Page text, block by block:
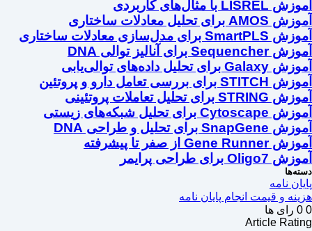
آموزش LISREL با مثال‌های کاربردی
آموزش AMOS برای تحلیل معادلات ساختاری
آموزش SmartPLS برای مدل‌سازی معادلات ساختاری
آموزش Sequencher برای آنالیز توالی DNA
آموزش Galaxy برای تحلیل داده‌های توالی‌یابی
آموزش STITCH برای بررسی تعامل دارو و پروتئین
آموزش STRING برای تحلیل تعاملات پروتئینی
آموزش Cytoscape برای تحلیل شبکه‌های زیستی
آموزش SnapGene برای تحلیل و طراحی DNA
آموزش Gene Runner از صفر تا پیشرفته
آموزش Oligo7 برای طراحی پرایمر
دسته‌ها
پایان نامه
هزینه و قیمت انجام پایان نامه
0
0 رای ها
Article Rating